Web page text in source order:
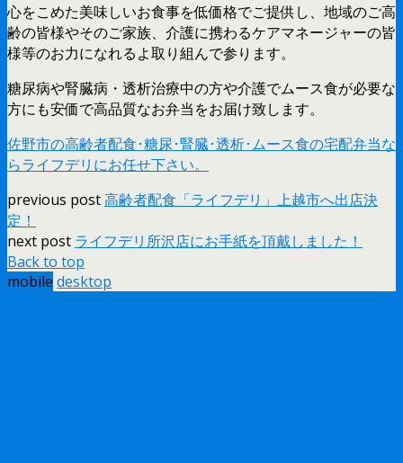
心をこめた美味しいお食事を低価格でご提供し、地域のご高
齢の皆様やそのご家族、介護に携わるケアマネージャーの皆
様等のお力になれるよ取り組んで参ります。
糖尿病や腎臓病・透析治療中の方や介護でムース食が必要な
方にも安価で高品質なお弁当をお届け致します。
佐野市の高齢者配食･糖尿･腎臓･透析･ムース食の宅配弁当な
らライフデリにお任せ下さい。
previous post高齢者配食「ライフデリ」上越市へ出店決
定！
next post ライフデリ所沢店にお手紙を頂戴しました！
Back to top
mobile desktop